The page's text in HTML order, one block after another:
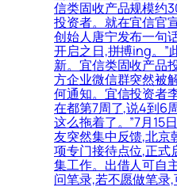
信类固收产品规模约
投资者。就在宜信官
创始人唐宁发布一句
开启之日,拼搏ing。”
新。宜信类固收产品
方企业微信群突然被
何通知。宜信投资者
在都第7周了,说4到6
这么拖着了。”7月15
友突然集中反馈,北京
项专门接待点位,正式
集工作。出借人可自
问笔录,若不愿做笔录